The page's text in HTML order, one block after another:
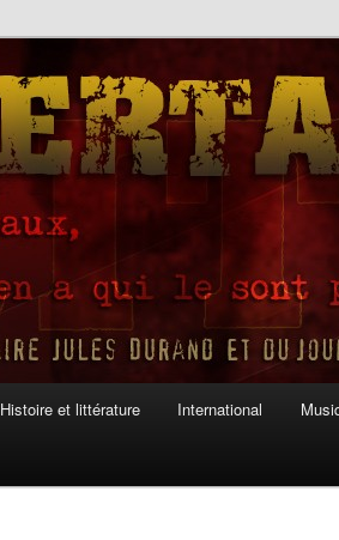
Histoire et littérature International